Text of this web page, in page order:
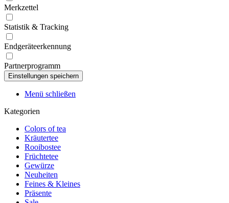
Merkzettel
Statistik & Tracking
Endgeräteerkennung
Partnerprogramm
Menü schließen
Kategorien
Colors of tea
Kräutertee
Rooibostee
Früchtetee
Gewürze
Neuheiten
Feines & Kleines
Präsente